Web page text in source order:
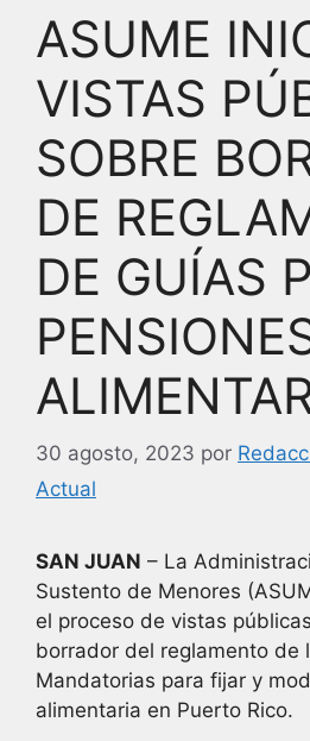
ASUME
VISTAS
SOBRE
DE
DE GUÍAS
30 agosto, 2023 por
Actual
SAN JUAN – La
Sustento de Menores
el proceso de vistas
borrador del reglamento de
Mandatorias para fijar y
alimentaria en Puerto Rico.